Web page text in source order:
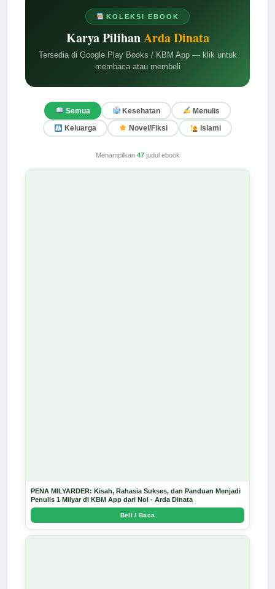
KOLEKSI EBOOK
Karya PilihanArda Dinata
Tersedia di Google Play Books / KBM App — klik untuk
membaca atau membeli
Semua Kesehatan Menulis
Keluarga Novel/Fiksi Islami
Menampilkan 47judul ebook
PENA MILYARDER: Kisah, Rahasia Sukses, dan Panduan Menjadi
Penulis 1 Milyar di KBM App dari Nol - Arda Dinata
Beli / Baca